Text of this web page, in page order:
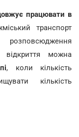
працювати в
транспорт
відкриття можна
, коли кількість
кількість